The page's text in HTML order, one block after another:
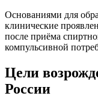
Основаниями для
клинические
после приёма
компульсивной
Цели
России